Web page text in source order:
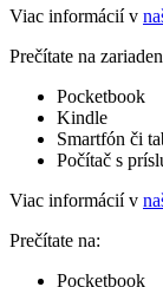
Viac informácií v
Prečítate na
Pocketbook
Kindle
Smartfón či
Počítač s
Viac informácií v
Prečítate na:
Pocketbook